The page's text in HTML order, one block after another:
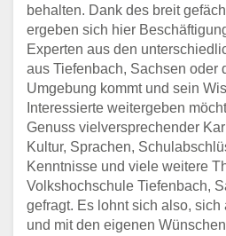
behalten. Dank des breit
ergeben sich hier
Experten aus den
aus Tiefenbach, Sachsen oder
Umgebung kommt und sein
Interessierte weitergeben
Genuss vielversprechender
Kultur, Sprachen,
Kenntnisse und viele weitere
Volkshochschule Tiefenbach,
gefragt. Es lohnt sich also,
und mit den eigenen